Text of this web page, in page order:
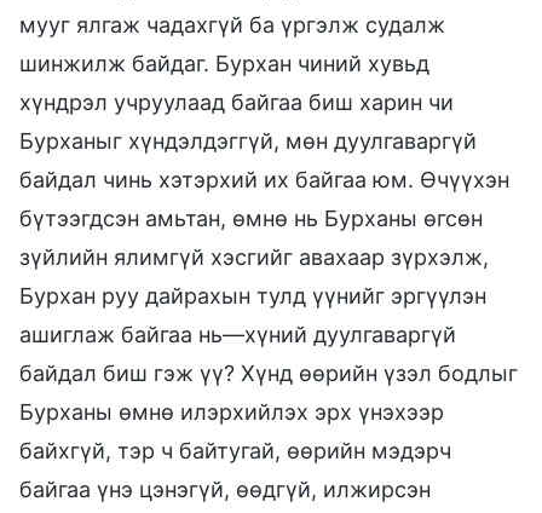
мууг ялгаж чадахгүй ба үргэлж судалж
шинжилж байдаг. Бурхан чиний хувьд
хүндрэл учруулаад байгаа биш харин чи
Бурханыг хүндэлдэггүй, мөн дуулгаваргүй
байдал чинь хэтэрхий их байгаа юм. Өчүүхэн
бүтээгдсэн амьтан, өмнө нь Бурханы өгсөн
зүйлийн ялимгүй хэсгийг авахаар зүрхэлж,
Бурхан руу дайрахын тулд үүнийг эргүүлэн
ашиглаж байгаа нь—хүний дуулгаваргүй
байдал биш гэж үү? Хүнд өөрийн үзэл бодлыг
Бурханы өмнө илэрхийлэх эрх үнэхээр
байхгүй, тэр ч байтугай, өөрийн мэдэрч
байгаа үнэ цэнэгүй, өөдгүй, илжирсэн